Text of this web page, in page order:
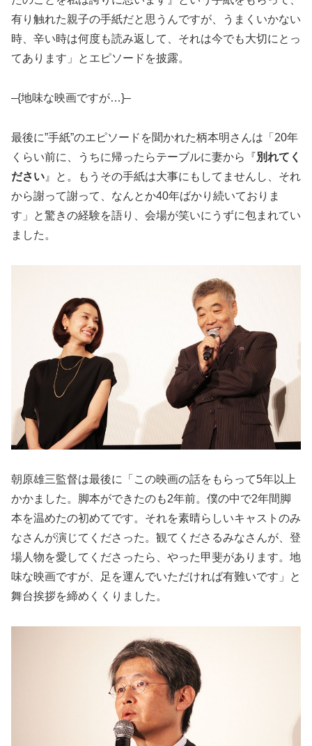
有り触れた親子の手紙だと思うんですが、うまくいかない
時、辛い時は何度も読み返して、それは今でも大切にとっ
てあります」とエピソードを披露。
–{地味な映画ですが…}–
最後に”手紙”のエピソードを聞かれた柄本明さんは「20年
くらい前に、うちに帰ったらテーブルに妻から『別れてく
ださい 』と。もうその手紙は大事にもしてませんし、それ
から謝って謝って、なんとか40年ばかり続いておりま
す」と驚きの経験を語り、会場が笑いにうずに包まれてい
ました。
朝原雄三監督は最後に「この映画の話をもらって5年以上
かかました。脚本ができたのも2年前。僕の中で2年間脚
本を温めたの初めてです。それを素晴らしいキャストのみ
なさんが演じてくださった。観てくださるみなさんが、登
場人物を愛してくださったら、やった甲斐があります。地
味な映画ですが、足を運んでいただければ有難いです」と
舞台挨拶を締めくくりました。